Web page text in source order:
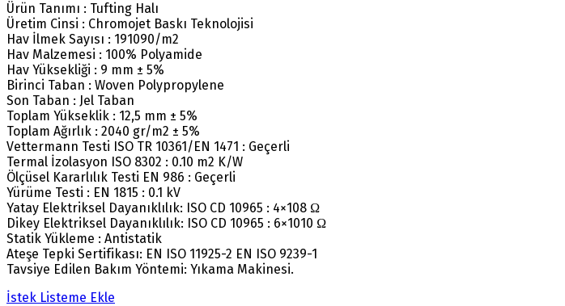
Ürün Tanımı : Tufting Halı
Üretim Cinsi : Chromojet Baskı Teknolojisi
Hav İlmek Sayısı : 191090/m2
Hav Malzemesi : 100% Polyamide
Hav Yüksekliği : 9 mm ± 5%
Birinci Taban : Woven Polypropylene
Son Taban : Jel Taban
Toplam Yükseklik : 12,5 mm ± 5%
Toplam Ağırlık : 2040 gr/m2 ± 5%
Vettermann Testi ISO TR 10361/EN 1471 : Geçerli
Termal İzolasyon ISO 8302 : 0.10 m2 K/W
Ölçüsel Kararlılık Testi EN 986 : Geçerli
Yürüme Testi : EN 1815 : 0.1 kV
Yatay Elektriksel Dayanıklılık: ISO CD 10965 : 4×108 Ω
Dikey Elektriksel Dayanıklılık: ISO CD 10965 : 6×1010 Ω
Statik Yükleme : Antistatik
Ateşe Tepki Sertifikası: EN ISO 11925-2 EN ISO 9239-1
Tavsiye Edilen Bakım Yöntemi: Yıkama Makinesi.
İstek Listeme Ekle